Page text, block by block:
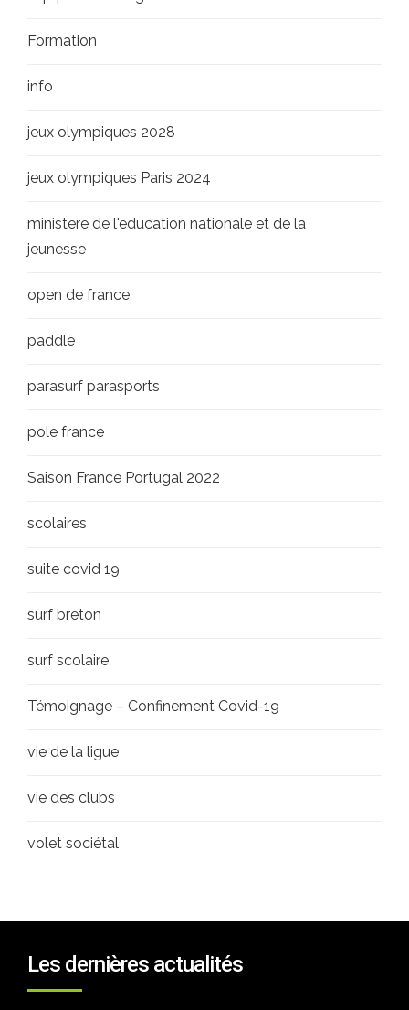
Formation
info
jeux olympiques 2028
jeux olympiques Paris 2024
ministere de l'education nationale et de la
jeunesse
open de france
paddle
parasurf parasports
pole france
Saison France Portugal 2022
scolaires
suite covid 19
surf breton
surf scolaire
Témoignage – Confinement Covid-19
vie de la ligue
vie des clubs
volet sociétal
Les dernières actualités